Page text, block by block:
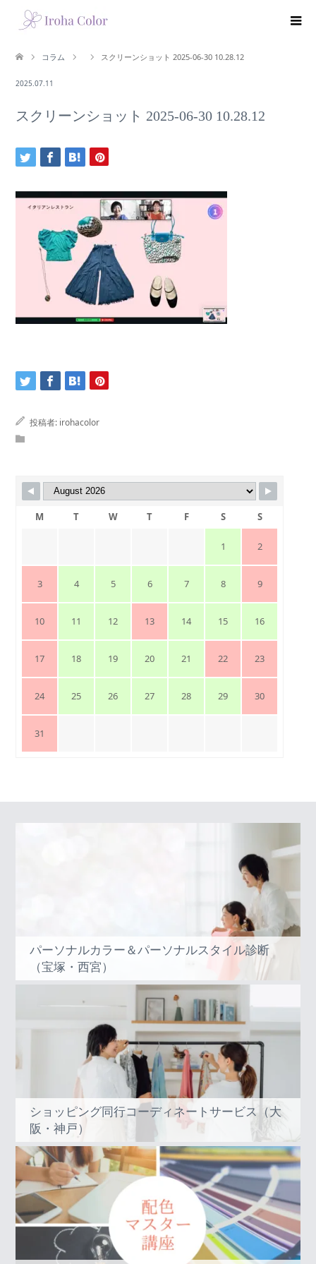
コラム スクリーンショット 2025-06-30 10.28.12
2025.07.11
スクリーンショット 2025-06-30 10.28.12
投稿者: irohacolor
M T W T F S S
1 2
3 4 5 6 7 8 9
10 11 12 13 14 15 16
17 18 19 20 21 22 23
24 25 26 27 28 29 30
31
パーソナルカラー＆パーソナルスタイル診断
（宝塚・西宮）
ショッピング同行コーディネートサービス（大
阪・神戸）